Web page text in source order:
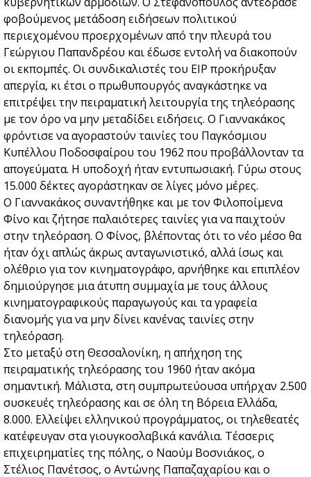
φοβούμενος μετάδοση ειδήσεων πολιτικού
περιεχομένου προερχομένων από την πλευρά του
Γεώργιου Παπανδρέου και έδωσε εντολή να διακοπούν
οι εκπομπές. Οι συνδικαλιστές του ΕΙΡ προκήρυξαν
απεργία, κι έτσι ο πρωθυπουργός αναγκάστηκε να
επιτρέψει την πειραματική λειτουργία της τηλεόρασης
με τον όρο να μην μεταδίδει ειδήσεις. Ο Γιαννακάκος
φρόντισε να αγοραστούν ταινίες του Παγκόσμιου
Κυπέλλου Ποδοσφαίρου του 1962 που προβάλλονταν τα
απογεύματα. Η υποδοχή ήταν εντυπωσιακή. Γύρω στους
15.000 δέκτες αγοράστηκαν σε λίγες μόνο μέρες.
Ο Γιαννακάκος συναντήθηκε και με τον Φιλοποίμενα
Φίνο και ζήτησε παλαιότερες ταινίες για να παιχτούν
στην τηλεόραση. Ο Φίνος, βλέποντας ότι το νέο μέσο θα
ήταν όχι απλώς άκρως ανταγωνιστικό, αλλά ίσως και
ολέθριο για τον κινηματογράφο, αρνήθηκε και επιπλέον
δημιούργησε μια άτυπη συμμαχία με τους άλλους
κινηματογραφικούς παραγωγούς και τα γραφεία
διανομής για να μην δίνει κανένας ταινίες στην
τηλεόραση.
Στο μεταξύ στη Θεσσαλονίκη, η απήχηση της
πειραματικής τηλεόρασης του 1960 ήταν ακόμα
σημαντική. Μάλιστα, στη συμπρωτεύουσα υπήρχαν 2.500
συσκευές τηλεόρασης και σε όλη τη Βόρεια Ελλάδα,
8.000. Ελλείψει ελληνικού προγράμματος, οι τηλεθεατές
κατέφευγαν στα γιουγκοσλαβικά κανάλια. Τέσσερις
επιχειρηματίες της πόλης, ο Ναούμ Βοσνιάκος, ο
Στέλιος Πανέτσος, ο Αντώνης Παπαζαχαρίου και ο